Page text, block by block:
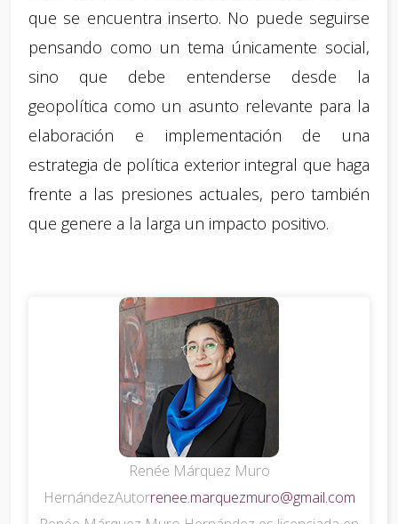
que se encuentra inserto. No puede seguirse
pensando como un tema únicamente social,
sino que debe entenderse desde la
geopolítica como un asunto relevante para la
elaboración e implementación de una
estrategia de política exterior integral que haga
frente a las presiones actuales, pero también
que genere a la larga un impacto positivo.
Renée Márquez Muro
HernándezAutorrenee.marquezmuro@gmail.com